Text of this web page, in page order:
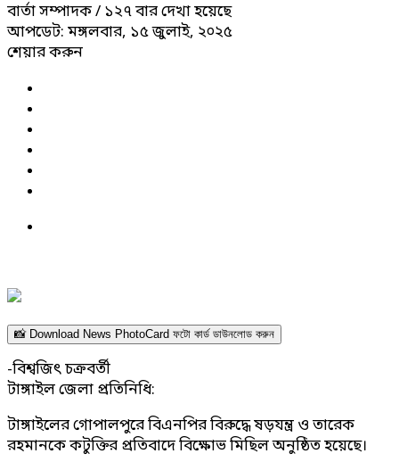
বার্তা সম্পাদক/ ১২৭ বার দেখা হয়েছে
আপডেট: মঙ্গলবার, ১৫ জুলাই, ২০২৫
শেয়ার করুন
📸 Download News PhotoCard ফটো কার্ড ডাউনলোড করুন
-বিশ্বজিৎ চক্রবর্তী
টাঙ্গাইল জেলা প্রতিনিধি:
টাঙ্গাইলের গোপালপুরে বিএনপির বিরুদ্ধে ষড়যন্ত্র ও তারেক
রহমানকে কটুক্তির প্রতিবাদে বিক্ষোভ মিছিল অনুষ্ঠিত হয়েছে।